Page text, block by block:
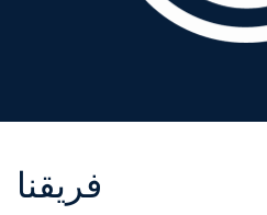
فريقنا